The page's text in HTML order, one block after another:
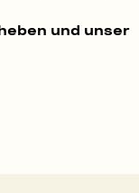
und unser